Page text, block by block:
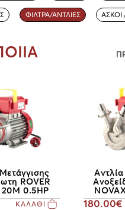
ΦΙΛΤΡΑ/ΑΝΤΛΙΕΣ ΑΣΚΟΙ
ROVER
0.5HP
ΚΑΛΑΘΙ 180.00€